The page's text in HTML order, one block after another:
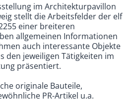
im Architekturpavillon
stellt die Arbeitsfelder der elf
einer breiteren
allgemeinen Informationen
auch interessante Objekte
den jeweiligen Tätigkeiten im
präsentiert.
originale Bauteile,
PR-Artikel u.a.